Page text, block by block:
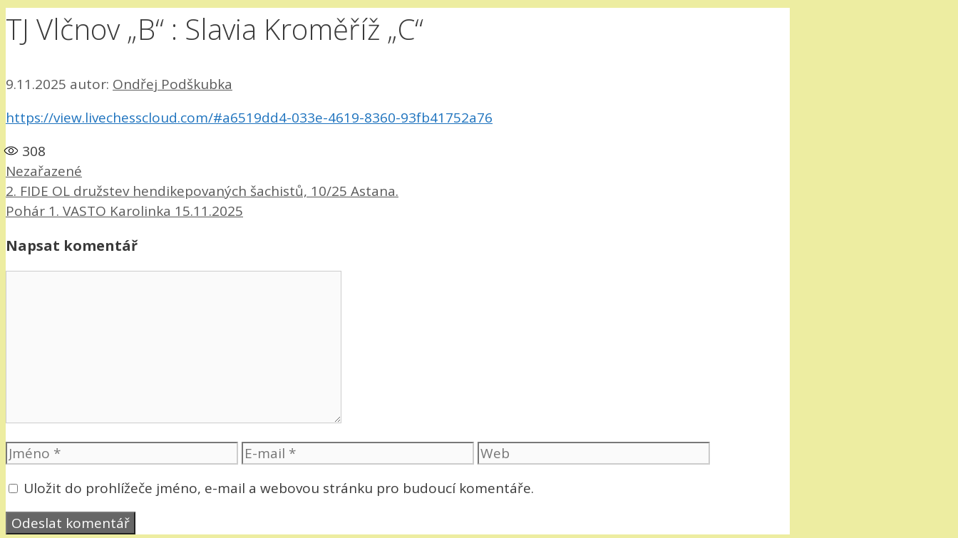
TJ Vlčnov „B“ : Slavia Kroměříž „C“
9.11.2025 autor: Ondřej Podškubka
https://view.livechesscloud.com/#a6519dd4-033e-4619-8360-93fb41752a76
308
Rubriky
Nezařazené
2. FIDE OL družstev hendikepovaných šachistů, 10/25 Astana.
Pohár 1. VASTO Karolinka 15.11.2025
Napsat komentář
Jméno
E-
Web
Uložit do prohlížeče jméno, e-mail a webovou stránku pro budoucí komentáře.